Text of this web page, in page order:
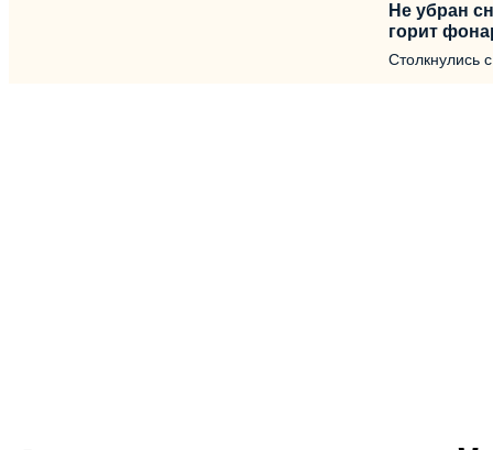
Не убран
горит
Столкнулись